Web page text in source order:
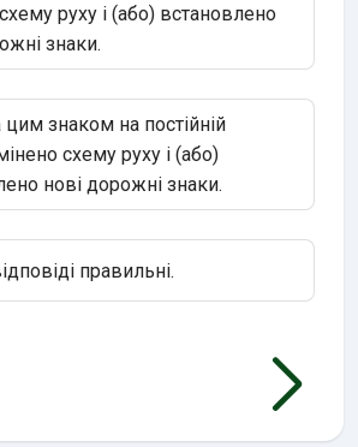
руху і (або) встановлено
знаки.
знаком на постійній
схему руху і (або)
нові дорожні знаки.
правильні.